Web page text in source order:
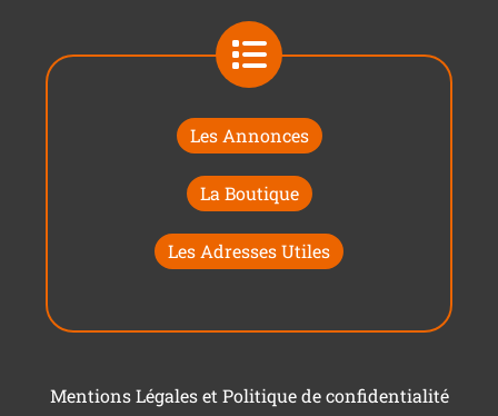
Les Annonces
La Boutique
Les Adresses Utiles
Mentions Légales et Politique de confidentialité